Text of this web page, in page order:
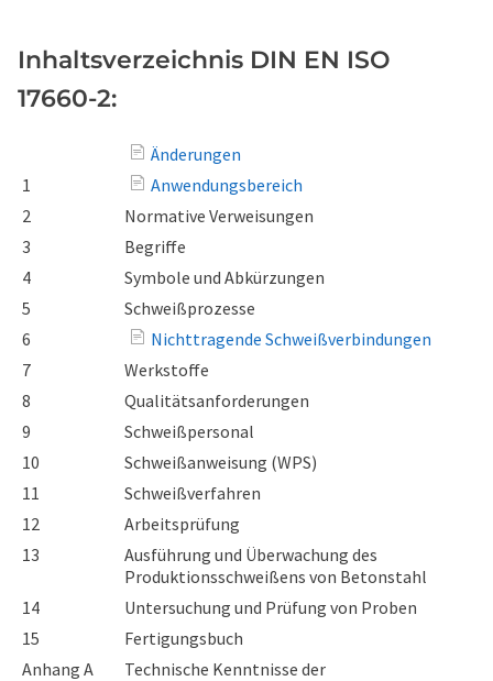
Inhaltsverzeichnis DIN EN ISO
17660-2:
Änderungen
1
Anwendungsbereich
2
Normative Verweisungen
3
Begriffe
4
Symbole und Abkürzungen
5
Schweißprozesse
6
Nichttragende Schweißverbindungen
7
Werkstoffe
8
Qualitätsanforderungen
9
Schweißpersonal
10
Schweißanweisung (WPS)
11
Schweißverfahren
12
Arbeitsprüfung
13
Ausführung und Überwachung des
Produktionsschweißens von Betonstahl
14
Untersuchung und Prüfung von Proben
15
Fertigungsbuch
Anhang A
Technische Kenntnisse der